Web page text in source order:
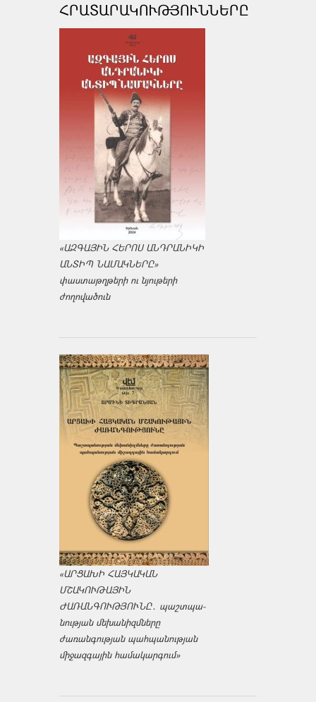
ՀՐԱՏԱՐԱԿՈՒԹՅՈՒՆՆԵՐԸ
«ԱԶԳԱՅԻՆ ՀԵՐՈՍ ԱՆԴՐԱՆԻԿԻ
ԱՆՏԻՊ ՆԱՄԱԿՆԵՐԸ»
փաստաթղթերի ու նյութերի
ժողովածուն
«ԱՐՑԱԽԻ ՀԱՅԿԱԿԱՆ
ՄՇԱԿՈՒԹԱՅԻՆ
ԺԱՌԱՆԳՈՒԹՅՈՒՆԸ․ պաշտպա­
նության մեխանիզմները
ժառանգության պահպանության
միջազ­գային համակարգում»